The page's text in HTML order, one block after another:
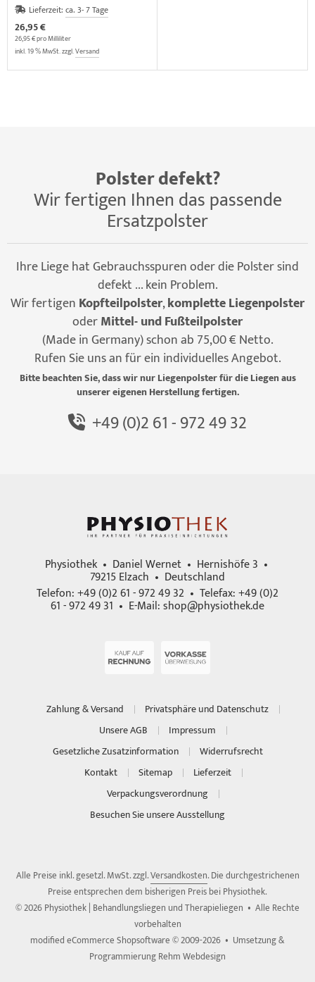
Lieferzeit: ca. 3- 7 Tage
26,95 €
26,95 € pro Milliliter
inkl. 19 % MwSt. zzgl.Versand
Polster defekt?
Wir fertigen Ihnen das passende
Ersatzpolster
Ihre Liege hat Gebrauchsspuren oder die Polster sind
defekt ... kein Problem.
Wir fertigen Kopfteilpolster,komplette Liegenpolster
oderMittel- und Fußteilpolster
(Made in Germany) schon ab 75,00 € Netto.
Rufen Sie uns an für ein individuelles Angebot.
Bitte beachten Sie, dass wir nur Liegenpolster für die Liegen aus
unserer eigenen Herstellung fertigen.
+49 (0)2 61 - 972 49 32
Physiothek • Daniel Wernet • Hernishöfe 3 •
79215 Elzach • Deutschland
Telefon: +49 (0)2 61 - 972 49 32 • Telefax: +49 (0)2
61 - 972 49 31 • E-Mail:shop@physiothek.de
Zahlung & Versand
Privatsphäre und Datenschutz
Unsere AGB
Impressum
Gesetzliche Zusatzinformation
Widerrufsrecht
Kontakt
Sitemap
Lieferzeit
Verpackungsverordnung
Besuchen Sie unsere Ausstellung
Alle Preise inkl. gesetzl. MwSt. zzgl.Versandkosten. Die durchgestrichenen
Preise entsprechen dem bisherigen Preis bei Physiothek.
© 2026 Physiothek | Behandlungsliegen und Therapieliegen • Alle Rechte
vorbehalten
modified eCommerce Shopsoftware © 2009-2026 • Umsetzung &
Programmierung Rehm Webdesign